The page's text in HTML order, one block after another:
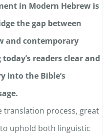
in Modern Hebrew is
the gap between
and contemporary
readers clear and
into the Bible’s
translation process, great
uphold both linguistic